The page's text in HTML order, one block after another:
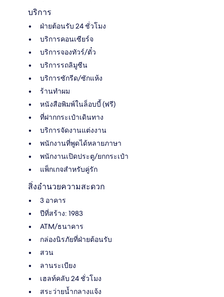
บริการ
ฝ่ายต้อนรับ 24 ชั่วโมง
บริการคอนเซียร์จ
บริการจองทัวร์/ตั๋ว
บริการรถลิมูซีน
บริการซักรีด/ซักแห้ง
ร้านทำผม
หนังสือพิมพ์ในล็อบบี้ (ฟรี)
ที่ฝากกระเป๋าเดินทาง
บริการจัดงานแต่งงาน
พนักงานที่พูดได้หลายภาษา
พนักงานเปิดประตู/ยกกระเป๋า
แพ็กเกจสำหรับคู่รัก
สิ่งอำนวยความสะดวก
3 อาคาร
ปีที่สร้าง: 1983
ATM/ธนาคาร
กล่องนิรภัยที่ฝ่ายต้อนรับ
สวน
ลานระเบียง
เฮลท์คลับ 24 ชั่วโมง
สระว่ายน้ำกลางแจ้ง